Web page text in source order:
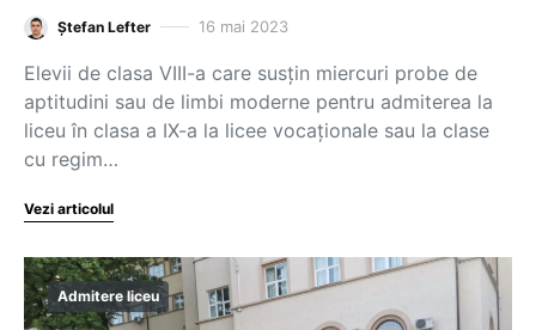
Ștefan Lefter 16 mai 2023
Elevii de clasa VIII-a care susțin miercuri probe de
aptitudini sau de limbi moderne pentru admiterea la
liceu în clasa a IX-a la licee vocaționale sau la clase
cu regim…
Vezi articolul
Admitere liceu